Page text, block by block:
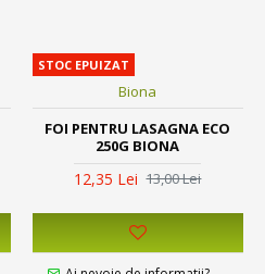
STOC EPUIZAT
Biona
FOI PENTRU LASAGNA ECO
250G BIONA
12,35 Lei 13,00 Lei